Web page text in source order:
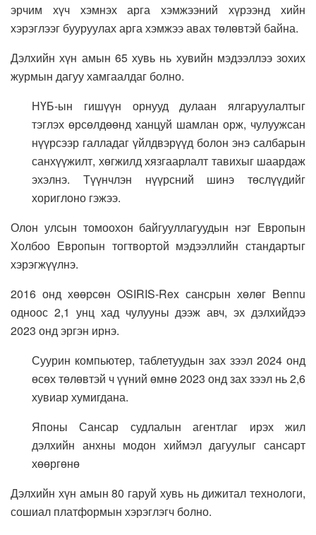
эрчим хүч хэмнэх арга хэмжээний хүрээнд хийн
хэрэглээг бууруулах арга хэмжээ авах төлөвтэй байна.
Дэлхийн хүн амын 65 хувь нь хувийн мэдээллээ зохих
журмын дагуу хамгаалдаг болно.
НҮБ-ын гишүүн орнууд дулаан ялгаруулалтыг
тэглэх өрсөлдөөнд ханцуй шамлан орж, чулуужсан
нүүрсээр галладаг үйлдвэрүүд болон энэ салбарын
санхүүжилт, хөгжилд хязгаарлалт тавихыг шаардаж
эхэлнэ. Түүнчлэн нүүрсний шинэ төслүүдийг
хориглоно гэжээ.
Олон улсын томоохон байгууллагуудын нэг Европын
Холбоо Европын тогтвортой мэдээллийн стандартыг
хэрэгжүүлнэ.
2016 онд хөөрсөн OSIRIS-Rex сансрын хөлөг Bennu
одноос 2,1 унц хад чулууны дээж авч, эх дэлхийдээ
2023 онд эргэн ирнэ.
Суурин компьютер, таблетуудын зах зээл 2024 онд
өсөх төлөвтэй ч үүний өмнө 2023 онд зах зээл нь 2,6
хувиар хумигдана.
Японы Сансар судлалын агентлаг ирэх жил
дэлхийн анхны модон хиймэл дагуулыг сансарт
хөөргөнө
Дэлхийн хүн амын 80 гаруй хувь нь дижитал технологи,
сошиал платформын хэрэглэгч болно.